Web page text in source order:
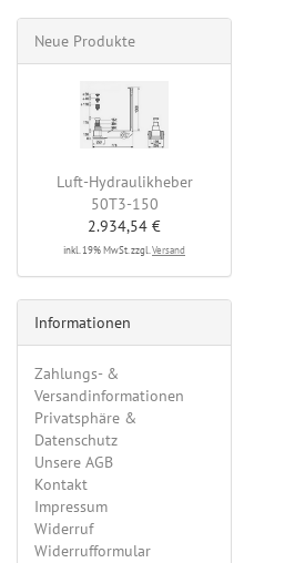
Neue Produkte
Luft-Hydraulikheber
50T3-150
2.934,54 €
inkl. 19% MwSt. zzgl. Versand
Informationen
Zahlungs- &
Versandinformationen
Privatsphäre &
Datenschutz
Unsere AGB
Kontakt
Impressum
Widerruf
Widerrufformular